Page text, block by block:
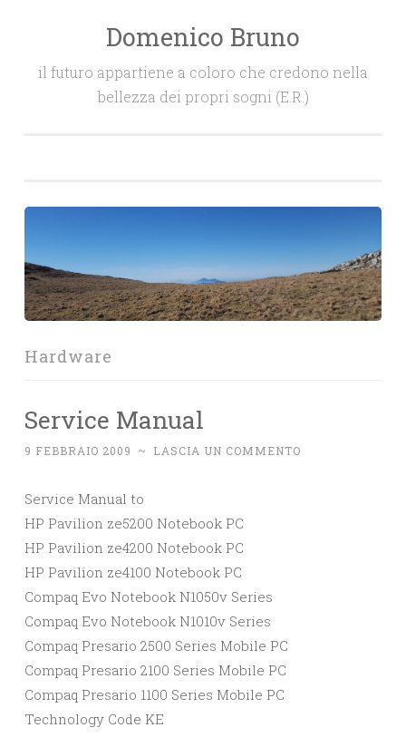
Domenico Bruno
il futuro appartiene a coloro che credono nella
bellezza dei propri sogni (E.R.)
Hardware
Service Manual
9 FEBBRAIO 2009 ~ LASCIA UN COMMENTO
Service Manual to
HP Pavilion ze5200 Notebook PC
HP Pavilion ze4200 Notebook PC
HP Pavilion ze4100 Notebook PC
Compaq Evo Notebook N1050v Series
Compaq Evo Notebook N1010v Series
Compaq Presario 2500 Series Mobile PC
Compaq Presario 2100 Series Mobile PC
Compaq Presario 1100 Series Mobile PC
Technology Code KE